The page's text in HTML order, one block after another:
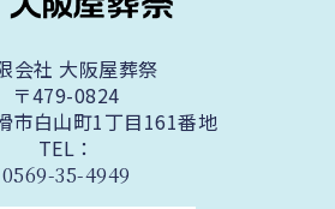
会社 大阪屋葬祭
〒479-0824
市白山町1丁目161番地
TEL：
0569-35-4949